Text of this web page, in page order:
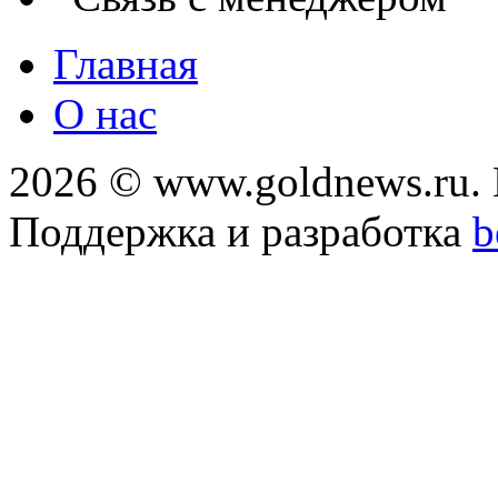
Главная
О нас
2026 ©
Поддержка и разработка